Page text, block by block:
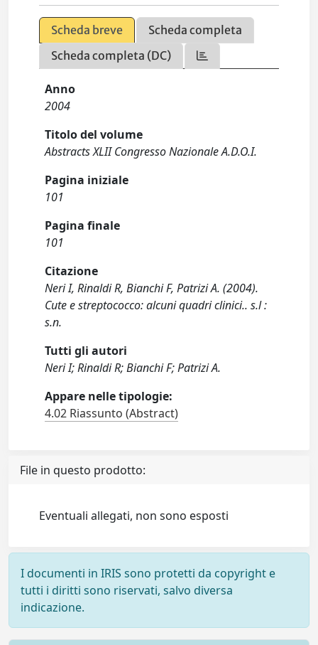
Scheda breve
Scheda completa
Scheda completa (DC)
Anno
2004
Titolo del volume
Abstracts XLII Congresso Nazionale A.D.O.I.
Pagina iniziale
101
Pagina finale
101
Citazione
Neri I, Rinaldi R, Bianchi F, Patrizi A. (2004).
Cute e streptococco: alcuni quadri clinici.. s.l :
s.n.
Tutti gli autori
Neri I; Rinaldi R; Bianchi F; Patrizi A.
Appare nelle tipologie:
4.02 Riassunto (Abstract)
File in questo prodotto:
Eventuali allegati, non sono esposti
I documenti in IRIS sono protetti da copyright e
tutti i diritti sono riservati, salvo diversa
indicazione.